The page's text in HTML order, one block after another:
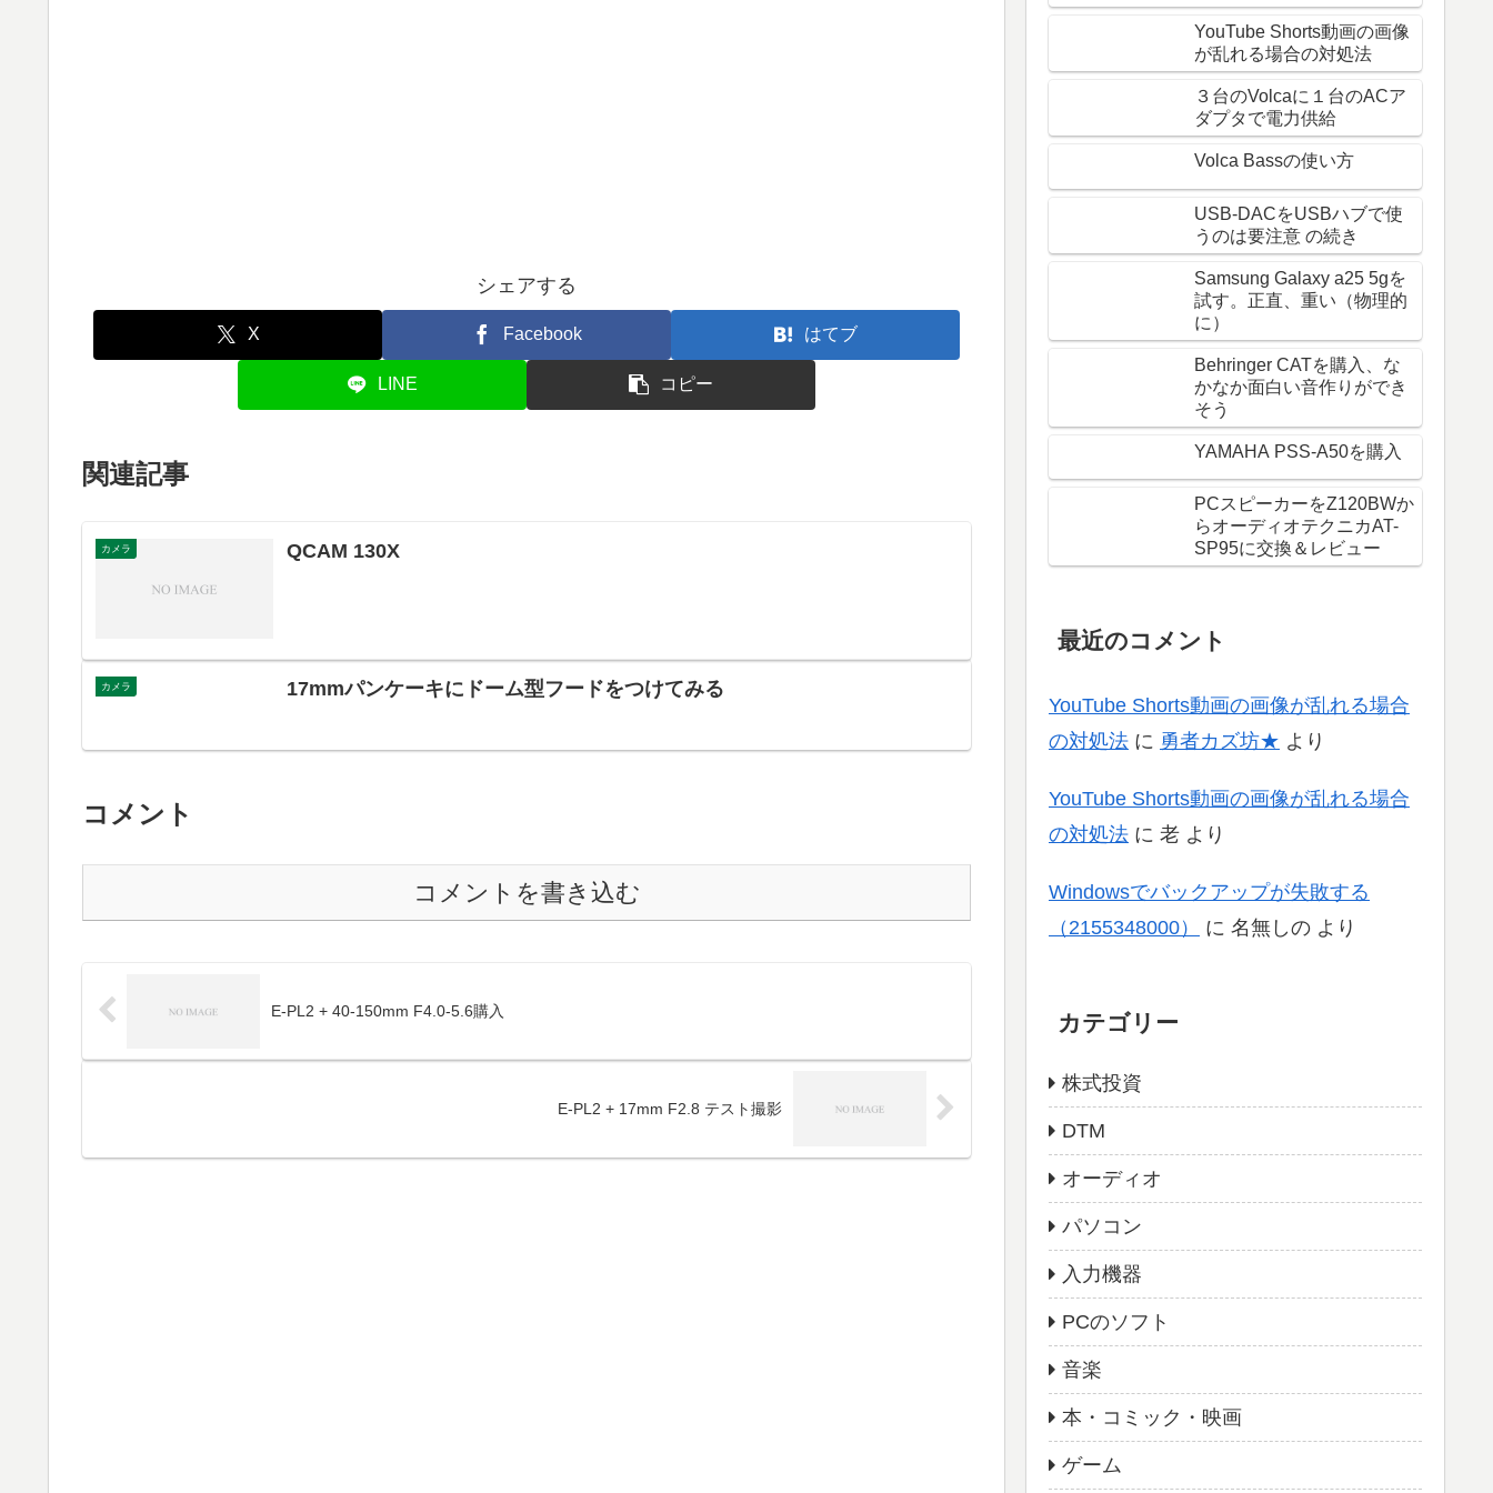
シェアする
X Facebook はてブ
LINE コピー
関連記事
カメラ QCAM 130X
カメラ 17mmパンケーキにドーム型フードをつけてみる
コメント
コメントを書き込む
E-PL2 + 40-150mm F4.0-5.6購入
E-PL2 + 17mm F2.8 テスト撮影
YouTube Shorts動画の画像
が乱れる場合の対処法
３台のVolcaに１台のACア
ダプタで電力供給
Volca Bassの使い方
USB-DACをUSBハブで使
うのは要注意 の続き
Samsung Galaxy a25 5gを
試す。正直、重い（物理的
に）
Behringer CATを購入、な
かなか面白い音作りができ
そう
YAMAHA PSS-A50を購入
PCスピーカーをZ120BWか
らオーディオテクニカAT-
SP95に交換＆レビュー
最近のコメント
YouTube Shorts動画の画像が乱れる場合
の対処法 に 勇者カズ坊★ より
YouTube Shorts動画の画像が乱れる場合
の対処法 に 老 より
Windowsでバックアップが失敗する
（2155348000）
に 名無しの より
カテゴリー
株式投資
DTM
オーディオ
パソコン
入力機器
PCのソフト
音楽
本・コミック・映画
ゲーム